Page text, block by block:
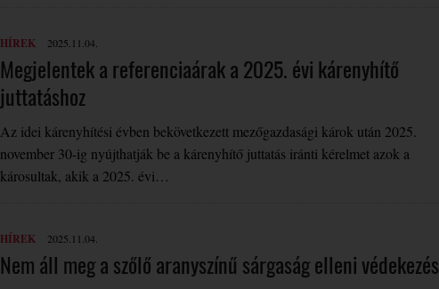
HÍREK 2025.11.04.
Megjelentek a referenciaárak a 2025. évi kárenyhítő
juttatáshoz
Az idei kárenyhítési évben bekövetkezett mezőgazdasági károk után 2025.
november 30-ig nyújthatják be a kárenyhítő juttatás iránti kérelmet azok a
károsultak, akik a 2025. évi…
HÍREK 2025.11.04.
Nem áll meg a szőlő aranyszínű sárgaság elleni védekezés